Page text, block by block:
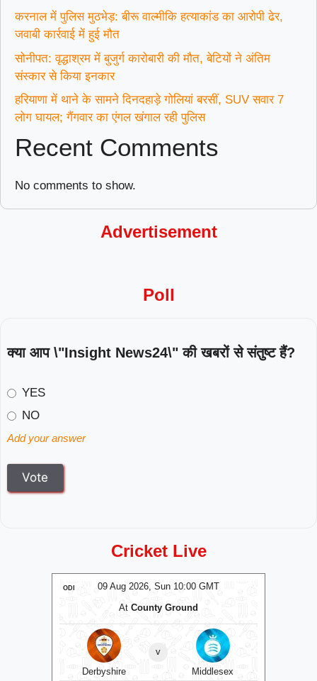
करनाल में पुलिस मुठभेड़: बीरू वाल्मीकि हत्याकांड का आरोपी ढेर,
जवाबी कार्रवाई में हुई मौत
सोनीपत: वृद्धाश्रम में बुजुर्ग कारोबारी की मौत, बेटियों ने अंतिम
संस्कार से किया इनकार
हरियाणा में थाने के सामने दिनदहाड़े गोलियां बरसीं, SUV सवार 7
लोग घायल; गैंगवार का एंगल खंगाल रही पुलिस
Recent Comments
No comments to show.
Advertisement
Poll
क्या आप \"Insight News24\" की खबरों से संतुष्ट हैं?
YES
NO
Add your answer
Cricket Live
09 Aug 2026, Sun 10:00 GMT
ODI
At County Ground
Derbyshire
v
Middlesex